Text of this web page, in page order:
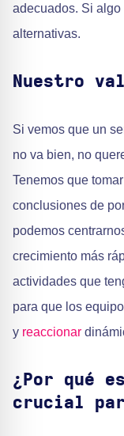
adecuados. Si
alternativas.
Nuestro
Si vemos que un
no va bien, no
Tenemos que
conclusiones de
podemos
crecimiento más
actividades que
para que los
y reaccionar
¿Por qué
crucial